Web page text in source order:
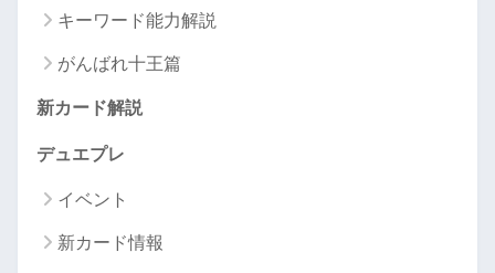
キーワード能力解説
がんばれ十王篇
新カード解説
デュエプレ
イベント
新カード情報